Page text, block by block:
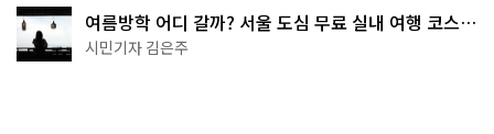
여름방학 어디 갈까? 서울 도심 무료 실내 여행 코스
추천
시민기자 김은주